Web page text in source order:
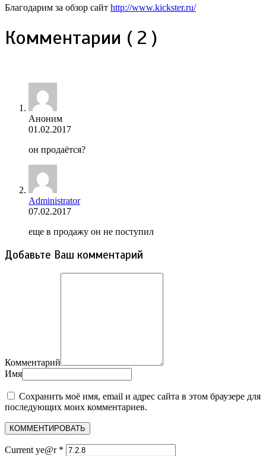
Благодарим за обзор сайт http://www.kickster.ru/
Комментарии ( 2 )
Аноним
01.02.2017
он продаётся?
Administrator
07.02.2017
еще в продажу он не поступил
Добавьте Ваш комментарий
Комментарий
Имя
Сохранить моё имя, email и адрес сайта в этом браузере для
последующих моих комментариев.
Current ye@r *